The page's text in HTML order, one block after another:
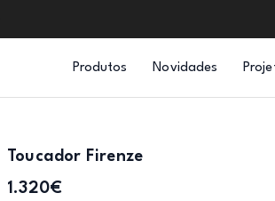
Produtos Novidades
Toucador Firenze
1.320€